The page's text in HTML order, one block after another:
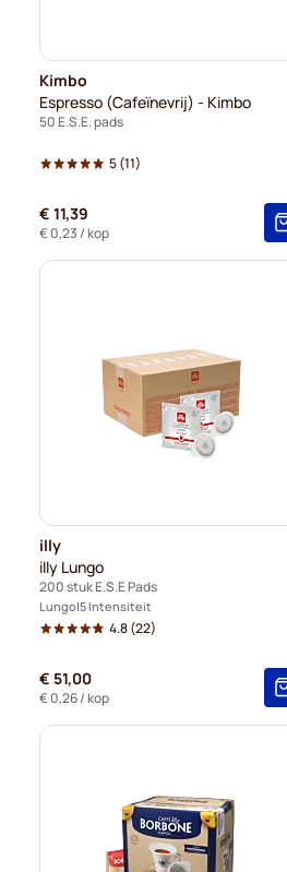
Kimbo
Espresso (Cafeïnevrij) - Kimbo
50 E.S.E. pads
5(11)
€ 11,39
€ 0,23 / kop
illy
illy Lungo
200 stuk E.S.E Pads
Lungo 5 Intensiteit
4.8(22)
€ 51,00
€ 0,26/ kop